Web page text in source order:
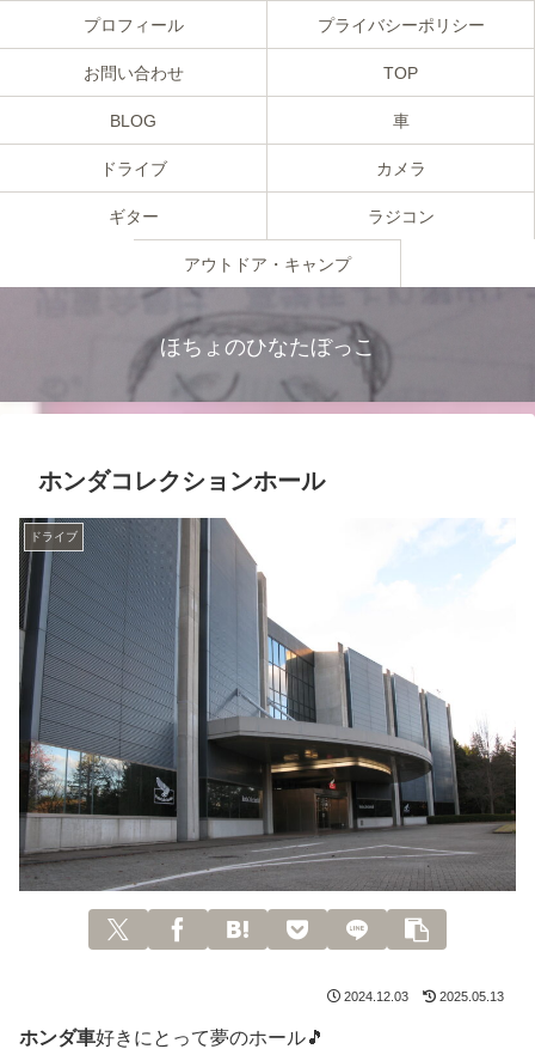
ほちょのひなたぼっこ
プロフィール プライバシーポリシー
お問い合わせ TOP
BLOG 車
ドライブ カメラ
ギター ラジコン
アウトドア・キャンプ
ホンダコレクションホール
ドライブ
2024.12.03 2025.05.13
ホンダ車好きにとって夢のホール🎵